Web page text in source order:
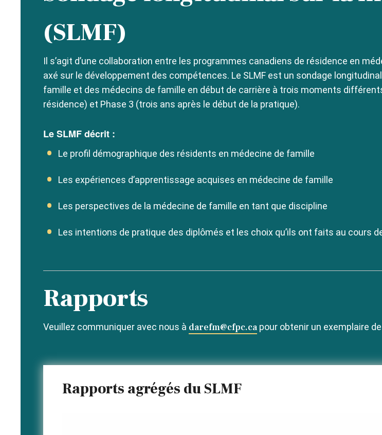
(SLMF)
Il s’agit d’une collaboration entre les programmes canadiens de résidence en
axé sur le développement des compétences. Le SLMF est un sondage
famille et des médecins de famille en début de carrière à trois moments
résidence) et Phase 3 (trois ans après le début de la pratique).
Le SLMF décrit :
Le profil démographique des résidents en médecine de famille
Les expériences d’apprentissage acquises en médecine de famille
Les perspectives de la médecine de famille en tant que discipline
Les intentions de pratique des diplômés et les choix qu’ils ont faits au cours
Rapports
Veuillez communiquer avec nous à darefm@cfpc.ca pour obtenir un exemplaire
Rapports agrégés du SLMF